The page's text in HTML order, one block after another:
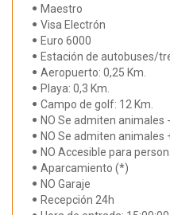
Maestro
Visa Electrón
Euro 6000
Estación de autobuses/
Aeropuerto: 0,25 Km.
Playa: 0,3 Km.
Campo de golf: 12 Km.
NO Se admiten animales
NO Se admiten animales
NO Accesible para
Aparcamiento (*)
NO Garaje
Recepción 24h